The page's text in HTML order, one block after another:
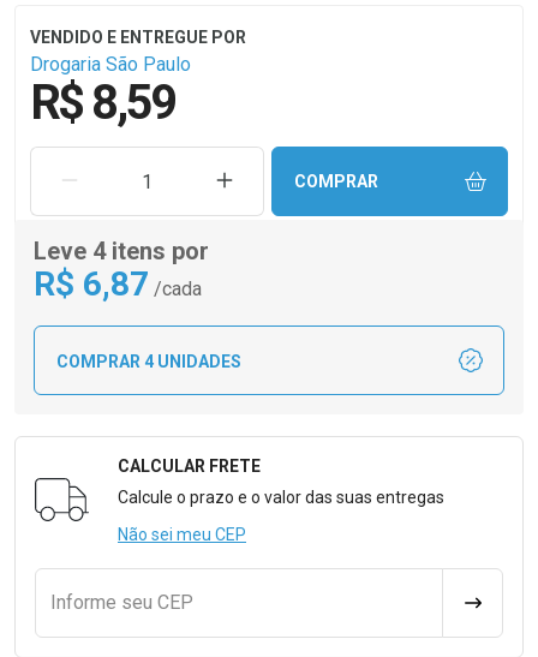
Drogaria São Paulo
R$ 8,59
REMOVER UMA UNIDADEAUMENTAR UMA UNIDADE
COMPRAR
Leve 4 itens por
R$ 6,87 /cada
COMPRAR 4 UNIDADES
Formulário para Calcular o Frete
CALCULAR FRETE
Calcule o prazo e o valor das suas entregas
Não sei meu CEP
Informe seu CEP